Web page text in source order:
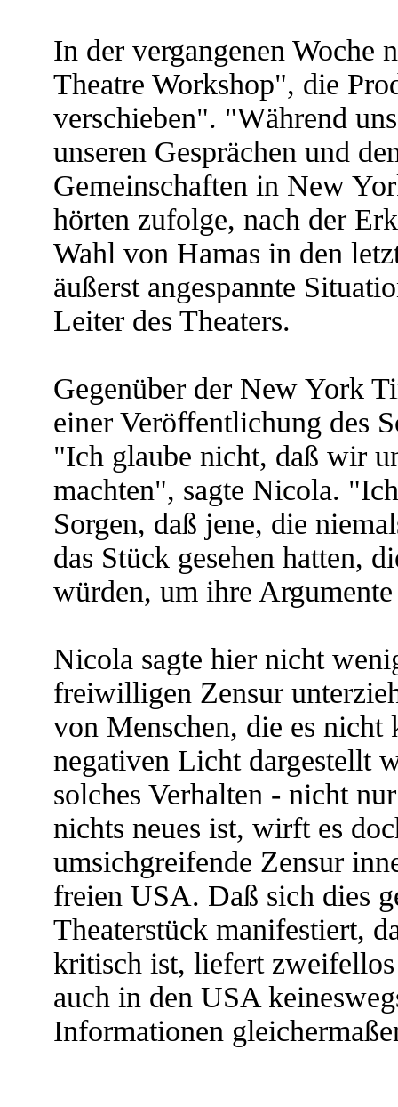
In der vergangenen Woche
Theatre Workshop", die
verschieben". "Während
unseren Gesprächen und
Gemeinschaften in New
hörten zufolge, nach der
Wahl von Hamas in den
äußerst angespannte
Leiter des Theaters.
Gegenüber der New York
einer Veröffentlichung des
"Ich glaube nicht, daß wir
machten", sagte Nicola.
Sorgen, daß jene, die
das Stück gesehen hatten,
würden, um ihre
Nicola sagte hier nicht
freiwilligen Zensur
von Menschen, die es
negativen Licht dargestellt
solches Verhalten - nicht
nichts neues ist, wirft es
umsichgreifende Zensur
freien USA. Daß sich dies
Theaterstück manifestiert,
kritisch ist, liefert
auch in den USA
Informationen